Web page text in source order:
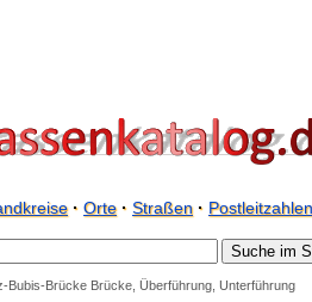
· Orte· Straßen· Postleitzahlen
Bubis-Brücke Brücke, Überführung, Unterführung